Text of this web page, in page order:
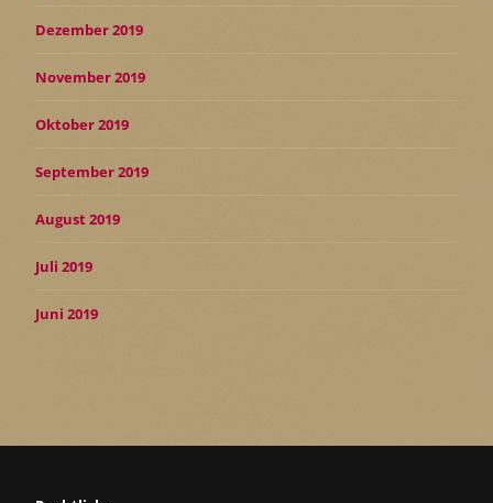
Dezember 2019
November 2019
Oktober 2019
September 2019
August 2019
Juli 2019
Juni 2019